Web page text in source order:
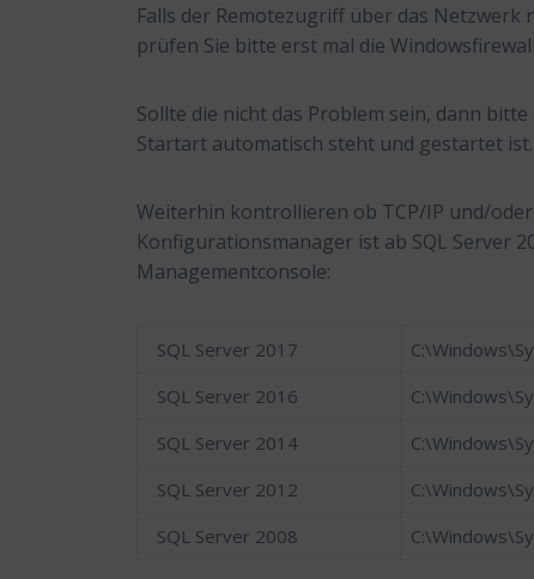
Falls der Remotezugriff über das
prüfen Sie bitte erst mal die
Sollte die nicht das Problem sein, dann
Startart automatisch steht und gestartet ist.
Weiterhin kontrollieren ob TCP/IP und/
Konfigurationsmanager ist ab SQL Server
Managementconsole:
SQL Server 2017
SQL Server 2016
SQL Server 2014
SQL Server 2012
SQL Server 2008